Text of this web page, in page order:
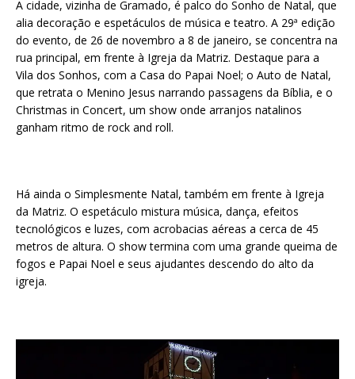
A cidade, vizinha de Gramado, é palco do Sonho de Natal, que
alia decoração e espetáculos de música e teatro. A 29ª edição
do evento, de 26 de novembro a 8 de janeiro, se concentra na
rua principal, em frente à Igreja da Matriz. Destaque para a
Vila dos Sonhos, com a Casa do Papai Noel; o Auto de Natal,
que retrata o Menino Jesus narrando passagens da Bíblia, e o
Christmas in Concert, um show onde arranjos natalinos
ganham ritmo de rock and roll.
Há ainda o Simplesmente Natal, também em frente à Igreja
da Matriz. O espetáculo mistura música, dança, efeitos
tecnológicos e luzes, com acrobacias aéreas a cerca de 45
metros de altura. O show termina com uma grande queima de
fogos e Papai Noel e seus ajudantes descendo do alto da
igreja.